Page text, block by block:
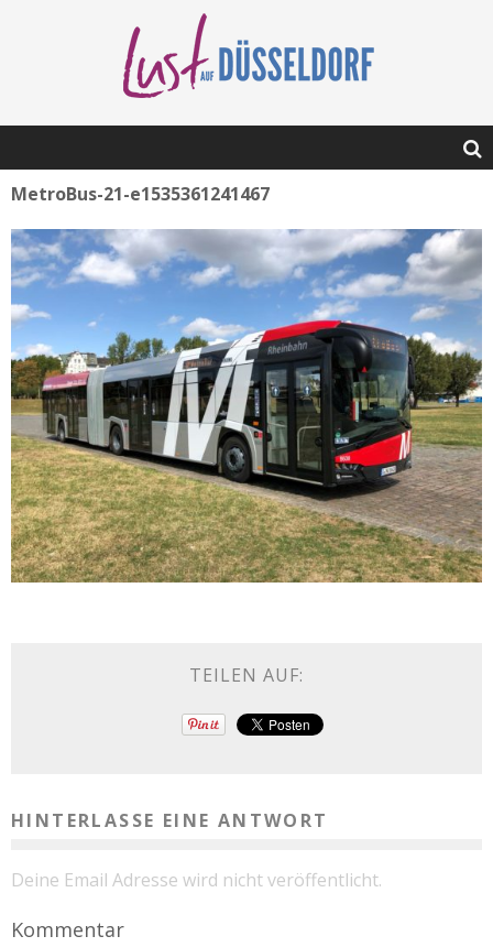
MetroBus-21-e1535361241467
TEILEN AUF:
HINTERLASSE EINE ANTWORT
Deine Email Adresse wird nicht veröffentlicht.
Kommentar